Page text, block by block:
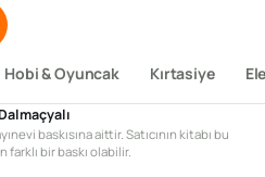
Hobi & Oyuncak Kırtasiye
baskısına aittir. Satıcının kitabı bu
farklı bir baskı olabilir.